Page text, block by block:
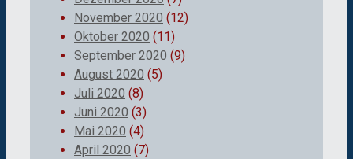
November 2020 (12)
Oktober 2020 (11)
September 2020 (9)
August 2020 (5)
Juli 2020 (8)
Juni 2020 (3)
Mai 2020 (4)
April 2020 (7)